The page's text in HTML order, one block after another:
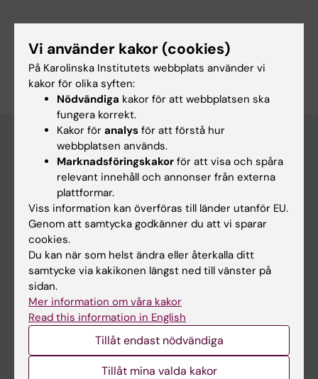
Är du Hanna Sjölund?
Redigera din profil
Huvudmeny
Utbildning
Forskarutbildning
Forskning
Om KI
På gång
Nyheter
Kalender
Vi använder kakor (cookies)
På Karolinska Institutets webbplats använder vi
kakor för olika syften:
Nödvändiga kakor för att webbplatsen ska
fungera korrekt.
Kakor för analys för att förstå hur
webbplatsen används.
Marknadsföringskakor för att visa och spåra
relevant innehåll och annonser från externa
plattformar.
Viss information kan överföras till länder utanför EU.
Genom att samtycka godkänner du att vi sparar
cookies.
Du kan när som helst ändra eller återkalla ditt
samtycke via kakikonen längst ned till vänster på
sidan.
Mer information om våra kakor
Read this information in English
Tillåt endast nödvändiga
Tillåt mina valda kakor